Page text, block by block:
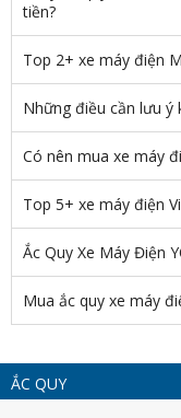
tiền?
Top 2+ xe máy điện
Những điều cần lưu ý
Có nên mua xe máy
Top 5+ xe máy điện
Ắc Quy Xe Máy Điện
Mua ắc quy xe máy
ẮC QUY